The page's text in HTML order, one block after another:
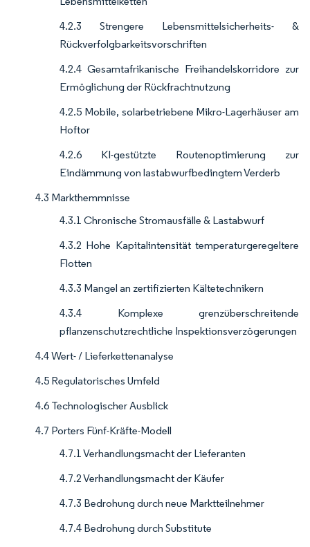
4.2.3 Strengere Lebensmittelsicherheits- &
Rückverfolgbarkeitsvorschriften
4.2.4 Gesamtafrikanische Freihandelskorridore zur
Ermöglichung der Rückfrachtnutzung
4.2.5 Mobile, solarbetriebene Mikro-Lagerhäuser am
Hoftor
4.2.6 KI-gestützte Routenoptimierung zur
Eindämmung von lastabwurfbedingtem Verderb
4.3 Markthemmnisse
4.3.1 Chronische Stromausfälle & Lastabwurf
4.3.2 Hohe Kapitalintensität temperaturgeregeltere
Flotten
4.3.3 Mangel an zertifizierten Kältetechnikern
4.3.4 Komplexe grenzüberschreitende
pflanzenschutzrechtliche Inspektionsverzögerungen
4.4 Wert- / Lieferkettenanalyse
4.5 Regulatorisches Umfeld
4.6 Technologischer Ausblick
4.7 Porters Fünf-Kräfte-Modell
4.7.1 Verhandlungsmacht der Lieferanten
4.7.2 Verhandlungsmacht der Käufer
4.7.3 Bedrohung durch neue Marktteilnehmer
4.7.4 Bedrohung durch Substitute